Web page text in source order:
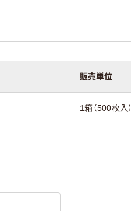
販売単位
1箱（500枚入）